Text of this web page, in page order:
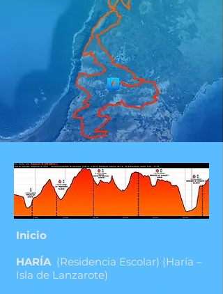
Inicio
​HARÍA(Residencia Escolar) (Haría –
Isla de Lanzarote)